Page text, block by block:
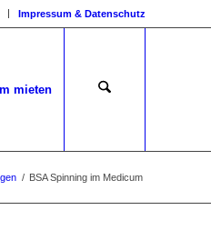
Impressum & Datenschutz
mieten
/ BSA Spinning im Medicum